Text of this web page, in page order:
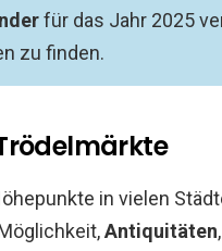
für das Jahr 2025
zu finden.
in vielen
Antiquitäten,